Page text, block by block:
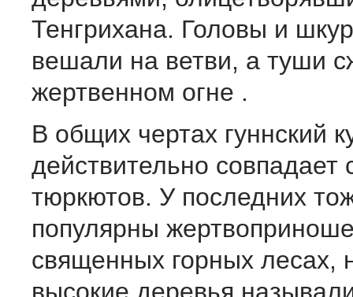
Тенгрихана. Головы и
вешали на ветви, а туши
жертвенном огне .
В общих чертах гуннский
действительно совпадает
тюркютов. У последних
популярны
священных горных лесах,